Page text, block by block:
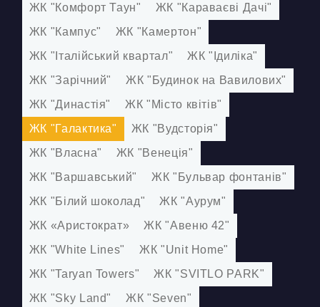
ЖК "Комфорт Таун"
ЖК "Караваєві Дачі"
ЖК "Кампус"
ЖК "Камертон"
ЖК "Італійський квартал"
ЖК "Ідиліка"
ЖК "Зарічний"
ЖК "Будинок на Вавилових"
ЖК "Династія"
ЖК "Місто квітів"
ЖК "Галактика"
ЖК "Вудсторія"
ЖК "Власна"
ЖК "Венеція"
ЖК "Варшавський"
ЖК "Бульвар фонтанів"
ЖК "Білий шоколад"
ЖК "Аурум"
ЖК «Аристократ»
ЖК "Авеню 42"
ЖК "White Lines"
ЖК "Unit Home"
ЖК "Taryan Towers"
ЖК "SVITLO PARK"
ЖК "Sky Land"
ЖК "Seven"